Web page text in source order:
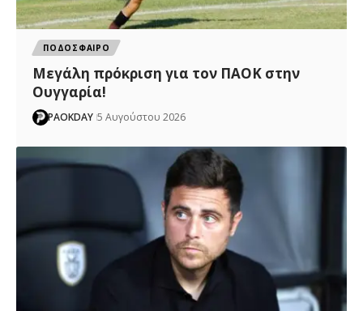
ΠΟΔΟΣΦΑΙΡΟ
Μεγάλη πρόκριση για τον ΠΑΟΚ στην
Ουγγαρία!
PAOKDAY 5 Αυγούστου 2026